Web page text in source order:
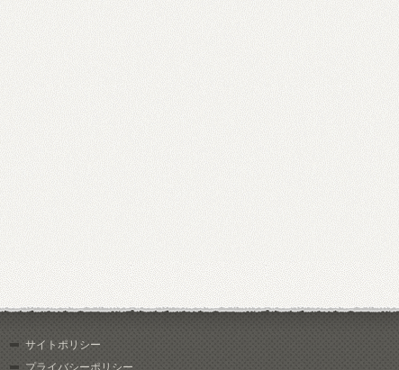
サイトポリシー
プライバシーポリシー